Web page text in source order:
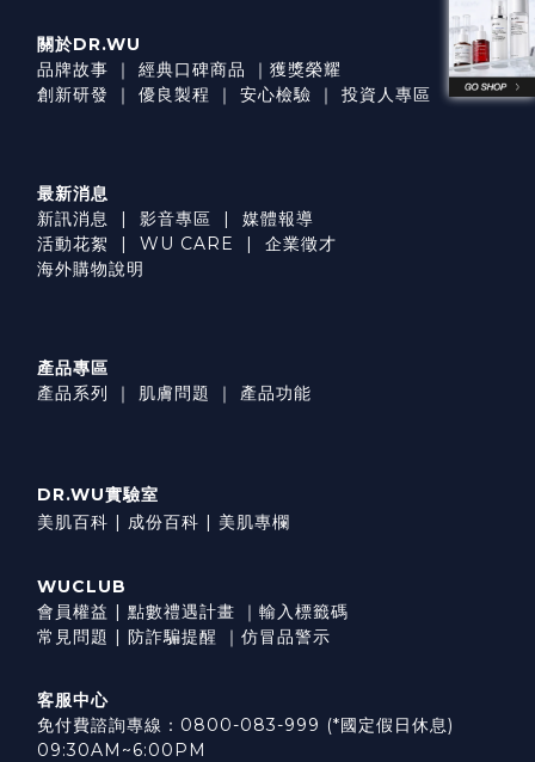
關於DR.WU
品牌故事 ｜ 經典口碑商品 ｜ 獲獎榮耀
創新研發
｜ 優良製程 ｜ 安心檢驗 ｜ 投資人專區
最新消息
新訊消息
| 影音專區 | 媒體報導
活動花絮
| WU CARE | 企業徵才
海外購物說明
產品專區
產品系列
｜ 肌膚問題 ｜ 產品功能
DR.WU實驗室
美肌百科 | 成份百科 | 美肌專欄
WUCLUB
會員權益 | 點數禮遇計畫 ｜ 輸入標籤碼
常見問題 | 防詐騙提醒 ｜ 仿冒品警示
客服中心
免付費諮詢專線：0800-083-999 (*國定假日休息)
09:30AM~6:00PM